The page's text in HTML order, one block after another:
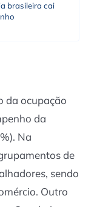
brasileira cai
da ocupação
da
Na
de
sendo
Outro